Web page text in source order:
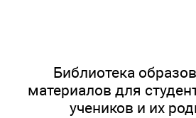
Библиотека
материалов для
учеников и их